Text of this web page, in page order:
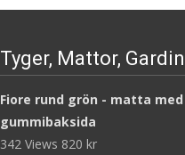
Tyger, Mattor,
Fiore rund grön - matta med
gummibaksida
342 Views 820 kr